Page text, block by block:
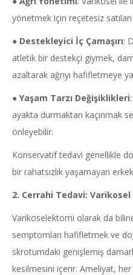
yönetmek için reçetesiz
● Destekleyici İç Çamaşırı:
atletik bir destekçi giymek,
azaltarak ağrıyı hafifletmeye
● Yaşam Tarzı Değişiklikleri
ayakta durmaktan kaçınmak
önleyebilir.
Konservatif tedavi genellikle
bir rahatsızlık yaşamayan
2. Cerrahi Tedavi: Varikosel
Varikoselektomi olarak da
semptomları hafifletmek ve
skrotumdaki genişlemiş
kesilmesini içerir. Ameliyat, her